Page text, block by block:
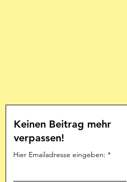
Keinen Beitrag mehr
verpassen!
Hier Emailadresse eingeben: